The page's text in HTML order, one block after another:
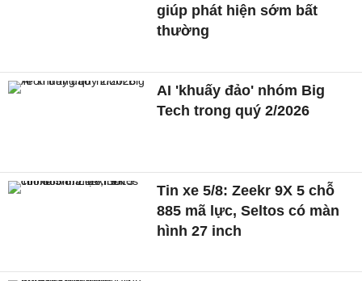
giúp phát hiện sớm bất
thường
AI 'khuấy đảo' nhóm Big
Tech trong quý 2/2026
Tin xe 5/8: Zeekr 9X 5 chỗ
885 mã lực, Seltos có màn
hình 27 inch